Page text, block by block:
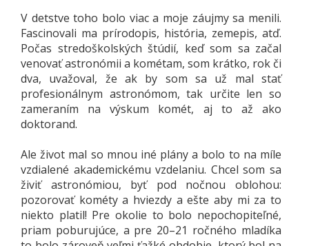
V detstve toho bolo viac a moje záujmy sa menili.
Fascinovali ma prírodopis, história, zemepis, atď.
Počas stredoškolských štúdií, keď som sa začal
venovať astronómii a kométam, som krátko, rok či
dva, uvažoval, že ak by som sa už mal stať
profesionálnym astronómom, tak určite len so
zameraním na výskum komét, aj to až ako
doktorand.
Ale život mal so mnou iné plány a bolo to na míle
vzdialené akademickému vzdelaniu. Chcel som sa
živiť astronómiou, byť pod nočnou oblohou:
pozorovať kométy a hviezdy a ešte aby mi za to
niekto platil! Pre okolie to bolo nepochopiteľné,
priam poburujúce, a pre 20–21 ročného mladíka